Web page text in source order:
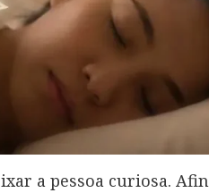
a pessoa curiosa.